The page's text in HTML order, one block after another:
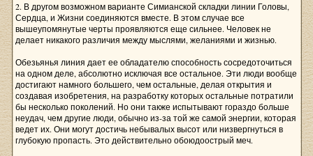
2. В другом возможном варианте Симианской складки линии Головы,
Сердца, и Жизни соединяются вместе. В этом случае все
вышеупомянутые черты проявляются еще сильнее. Человек не
делает никакого различия между мыслями, желаниями и жизнью.
Обезьянья линия дает ее обладателю способность сосредоточиться
на одном деле, абсолютно исключая все остальное. Эти люди вообще
достигают намного большего, чем остальные, делая открытия и
создавая изобретения, на разработку которых остальные потратили
бы несколько поколений. Но они также испытывают гораздо больше
неудач, чем другие люди, обычно из-за той же самой энергии, которая
ведет их. Они могут достичь небывалых высот или низвергнуться в
глубокую пропасть. Это действительно обоюдоострый меч.